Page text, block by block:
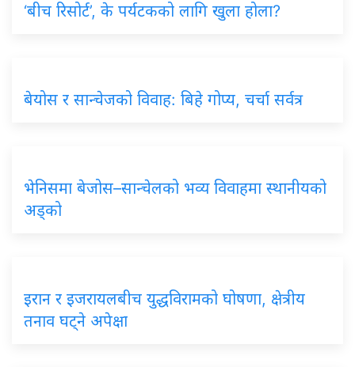
‘बीच रिसोर्ट’, के पर्यटकको लागि खुला होला?
बेयोस र सान्चेजको विवाह: बिहे गोप्य, चर्चा सर्वत्र
भेनिसमा बेजोस–सान्चेलको भव्य विवाहमा स्थानीयको
अड्को
इरान र इजरायलबीच युद्धविरामको घोषणा, क्षेत्रीय
तनाव घट्ने अपेक्षा